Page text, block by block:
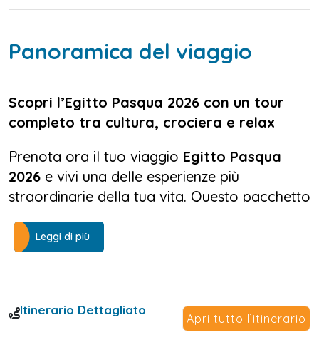
Panoramica del viaggio
Scopri l’Egitto Pasqua 2026 con un tour
completo tra cultura, crociera e relax
Prenota ora il tuo viaggio Egitto Pasqua
2026 e vivi una delle esperienze più
straordinarie della tua vita. Questo pacchetto
meraviglie dell’Antico Egitto, con un itinerario
che unisce storia, avventura e comfort
spiagge incontaminate di
Marsa Alam, ogni
dettaglio è curato per offrirti un’esperienza
Leggi di più
Itinerario Dettagliato
Apri tutto l’itinerario